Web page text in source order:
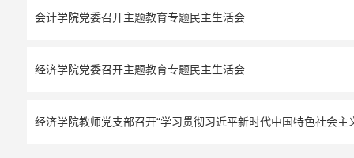
会计学院党委召开主题教育专题民主生活会
经济学院党委召开主题教育专题民主生活会
经济学院教师党支部召开“学习贯彻习近平新时代中国特色社会主